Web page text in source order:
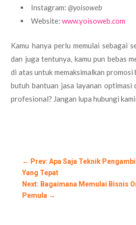
Instagram:@yoisoweb
Website:www.yoisoweb.com
Kamu hanya perlu memulai sebagai
dan juga tentunya, kamu pun bebas
di atas untuk memaksimalkan promosi
butuh bantuan jasa layanan
profesional? Jangan lupa hubungi
← Prev: Apa Saja Teknik
Yang Tepat
Next: Bagaimana Memulai Bisnis
Pemula →